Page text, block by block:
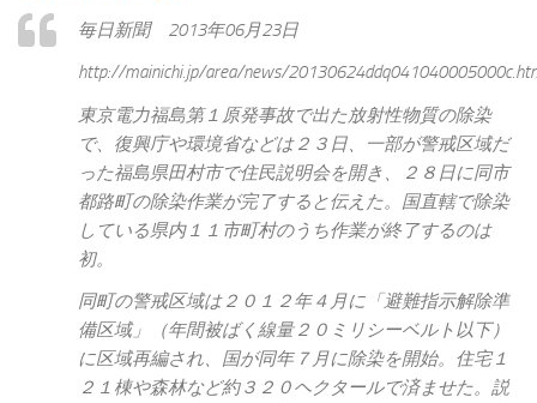
毎日新聞 2013年06月23日
http://mainichi.jp/area/news/
東京電力福島第１原発事故で出た放射性物質の除染
で、復興庁や環境省などは２３日、一部が警戒区域だ
った福島県田村市で住民説明会を開き、２８日に同市
都路町の除染作業が完了すると伝えた。国直轄で除染
している県内１１市町村のうち作業が終了するのは
初。
同町の警戒区域は２０１２年４月に「避難指示解除準
備区域」（年間被ばく線量２０ミリシーベルト以下）
に区域再編され、国が同年７月に除染を開始。住宅１
２１棟や森林など約３２０ヘクタールで済ませた。説